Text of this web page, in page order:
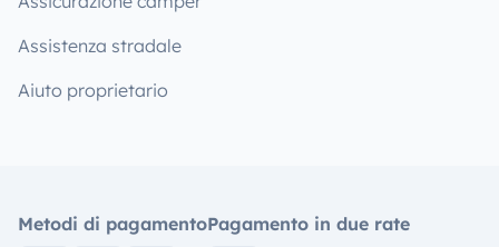
Assistenza stradale
Aiuto proprietario
Metodi di pagamentoPagamento in due rate